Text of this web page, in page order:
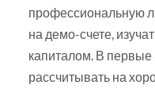
профессиональную
на демо-счете,
капиталом. В первые
рассчитывать на